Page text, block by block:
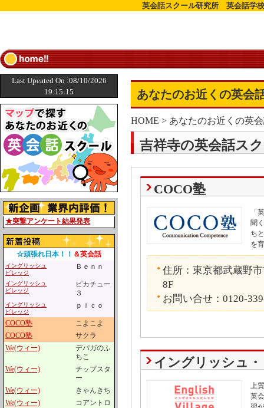
英会話スクール研究所 英会話学
Last Upeated On :08/10/2026
19:15:15
★突撃アンケート結果発表
☆頑張れ日本！！ ＆英会話
イングリッシュ
ビレッジ
Ｂｅｎｎ
イングリッシュ
ビレッジ
ピカチュー
３
イングリッシュ
ビレッジ
ｐｉｃｏ
COCO塾
こよこよ
COCO塾
サクラ
We(ウィー)
デパガのふ
ちこ
We(ウィー)
チップスタ
ー
We(ウィー)
きゃんきち
We(ウィー)
コアントロ
あなたのお近くの英会
HOME > あなたのお近くの英
吉祥寺の英会話ス
COCO塾
「
聞
ち
を
住所：東京都武蔵野
8F
お問い合せ：0120-
イングリッシュ
上
英